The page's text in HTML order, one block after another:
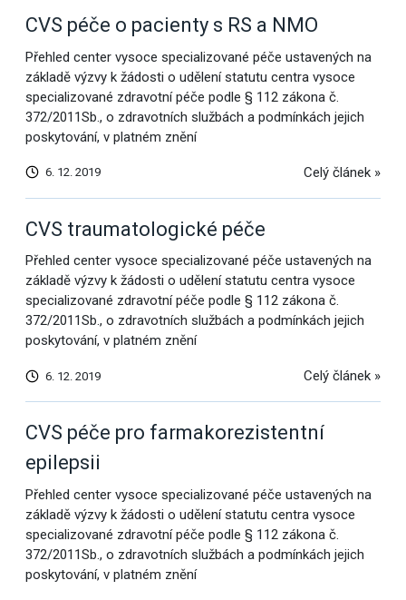
CVS péče o pacienty s RS a NMO
Přehled center vysoce specializované péče ustavených na
základě výzvy k žádosti o udělení statutu centra vysoce
specializované zdravotní péče podle § 112 zákona č.
372/2011Sb., o zdravotních službách a podmínkách jejich
poskytování, v platném znění
6. 12. 2019 Celý článek »
CVS traumatologické péče
Přehled center vysoce specializované péče ustavených na
základě výzvy k žádosti o udělení statutu centra vysoce
specializované zdravotní péče podle § 112 zákona č.
372/2011Sb., o zdravotních službách a podmínkách jejich
poskytování, v platném znění
6. 12. 2019 Celý článek »
CVS péče pro farmakorezistentní
epilepsii
Přehled center vysoce specializované péče ustavených na
základě výzvy k žádosti o udělení statutu centra vysoce
specializované zdravotní péče podle § 112 zákona č.
372/2011Sb., o zdravotních službách a podmínkách jejich
poskytování, v platném znění